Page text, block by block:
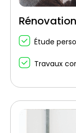
Étude
Travaux